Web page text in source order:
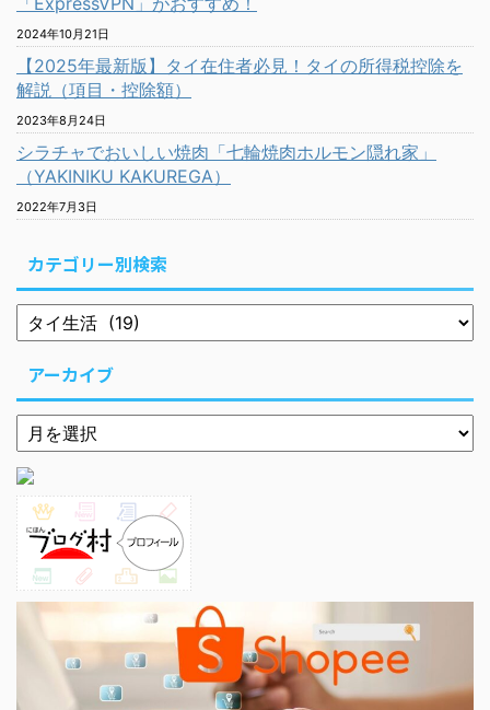
2024年10月21日
【2025年最新版】タイ在住者必見！タイの所得税控除を
解説（項目・控除額）
2023年8月24日
シラチャでおいしい焼肉「七輪焼肉ホルモン隠れ家」
（YAKINIKU KAKUREGA）
2022年7月3日
カテゴリー別検索
アーカイブ